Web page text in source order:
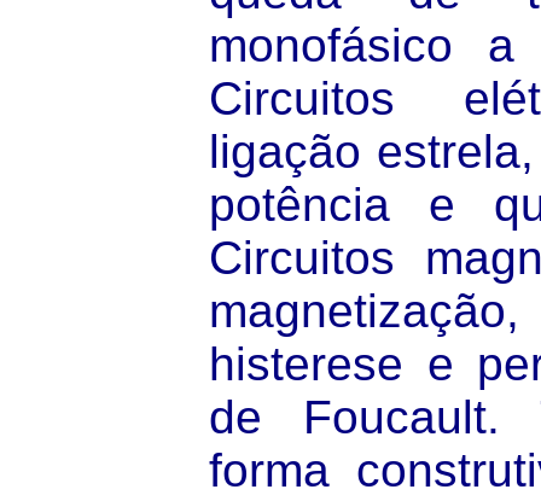
monofásico a
Circuitos
ligação
potência e
Circuitos
histerese e
de Foucault.
forma